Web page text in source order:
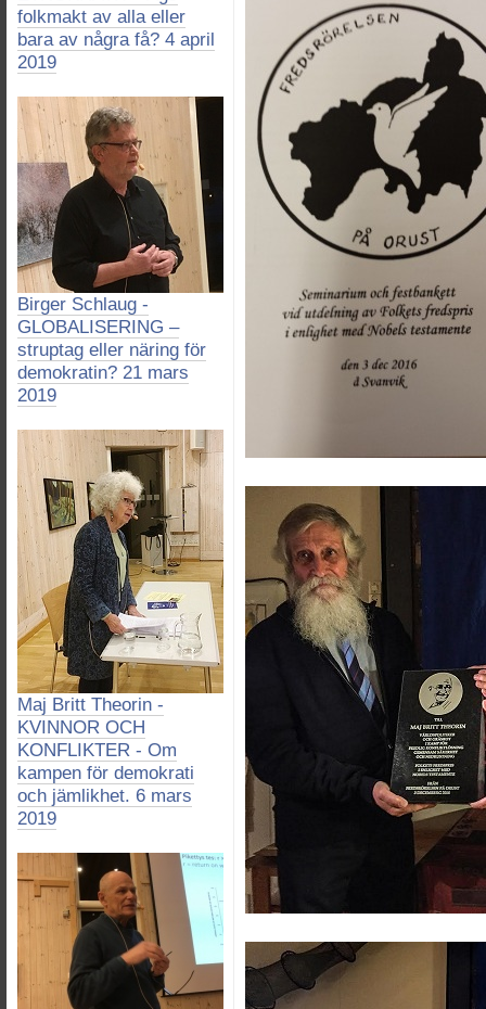
folkmakt av alla eller
bara av några få? 4 april
2019
Birger Schlaug -
GLOBALISERING –
struptag eller näring för
demokratin? 21 mars
2019
Maj Britt Theorin -
KVINNOR OCH
KONFLIKTER - Om
kampen för demokrati
och jämlikhet. 6 mars
2019